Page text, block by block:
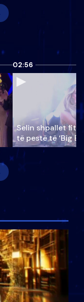
02:56
Selin shpallet
të pestë të ‘Big